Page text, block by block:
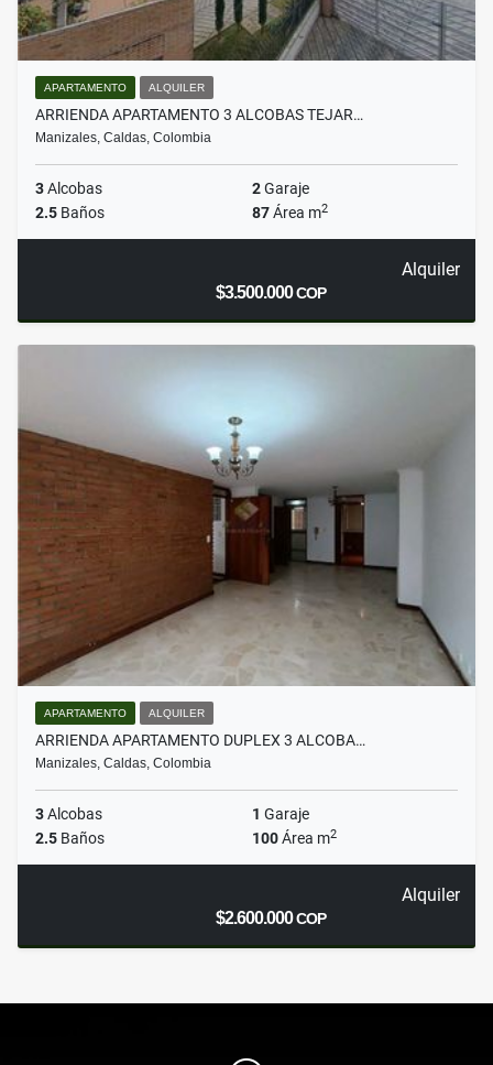
APARTAMENTO ALQUILER
ARRIENDA APARTAMENTO 3 ALCOBAS TEJAR…
Manizales, Caldas, Colombia
3Alcobas 2Garaje
2.5 Baños 87Área m2
Alquiler
$3.500.000COP
APARTAMENTO ALQUILER
ARRIENDA APARTAMENTO DUPLEX 3 ALCOBA…
Manizales, Caldas, Colombia
3Alcobas 1 Garaje
2.5 Baños 100Área m2
Alquiler
$2.600.000COP